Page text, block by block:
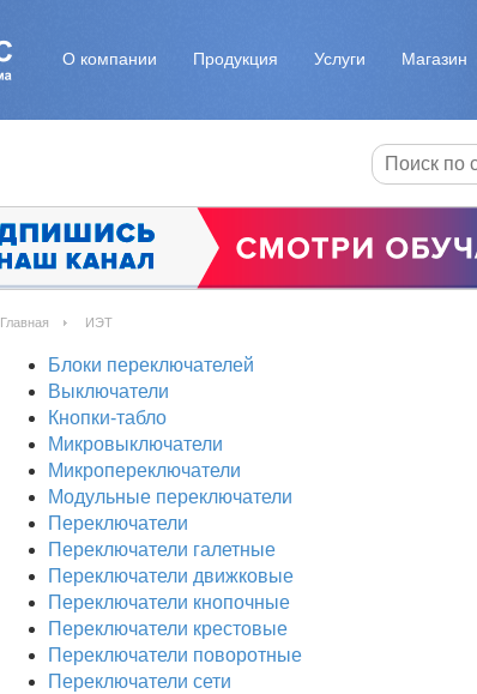
О компании Продукция Услуги Магазин
Главная ИЭТ
Блоки переключателей
Выключатели
Кнопки-табло
Микровыключатели
Микропереключатели
Модульные переключатели
Переключатели
Переключатели галетные
Переключатели движковые
Переключатели кнопочные
Переключатели крестовые
Переключатели поворотные
Переключатели сети